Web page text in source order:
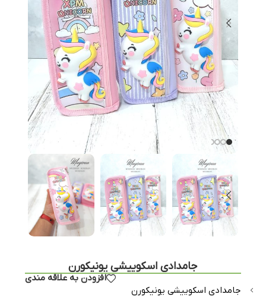
جامدادی اسکوییشی یونیکورن
افزودن به علاقه مندی
جامدادی اسکوییشی یونیکورن